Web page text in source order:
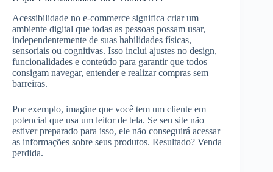
Acessibilidade no e-commerce significa criar um
ambiente digital que todas as pessoas possam usar,
independentemente de suas habilidades físicas,
sensoriais ou cognitivas. Isso inclui ajustes no design,
funcionalidades e conteúdo para garantir que todos
consigam navegar, entender e realizar compras sem
barreiras.
Por exemplo, imagine que você tem um cliente em
potencial que usa um leitor de tela. Se seu site não
estiver preparado para isso, ele não conseguirá acessar
as informações sobre seus produtos. Resultado? Venda
perdida.